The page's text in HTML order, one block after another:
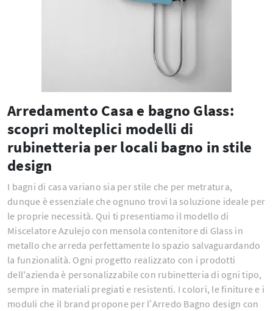
Arredamento Casa e bagno Glass:
scopri molteplici modelli di
rubinetteria per locali bagno in stile
design
I bagni di casa variano sia per stile che per metratura,
dunque è essenziale che ognuno trovi la soluzione ideale per
le proprie necessità. Qui ti presentiamo il modello di
Miscelatore Azulejo con mensola contenitore di Glass in
metallo che arreda perfettamente lo spazio salvaguardando
la funzionalità. Ogni progetto realizzato con i prodotti
dell'azienda è personalizzabile con rubinetteria di ogni tipo,
sempre in materiali pregiati e resistenti. I colori, le finiture e i
moduli che il brand propone per l’Arredo Bagno design con